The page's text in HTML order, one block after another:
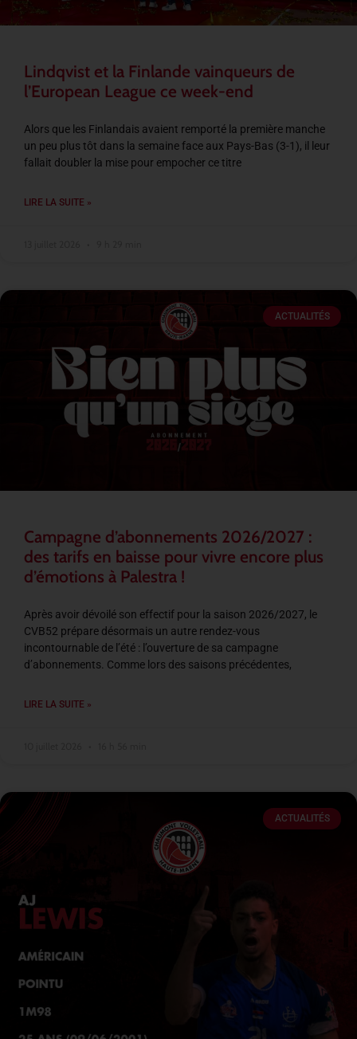
Lindqvist et la Finlande vainqueurs de
l’European League ce week-end
Alors que les Finlandais avaient remporté la première manche
un peu plus tôt dans la semaine face aux Pays-Bas (3-1), il leur
fallait doubler la mise pour empocher ce titre
LIRE LA SUITE »
ACTUALITÉS
Campagne d’abonnements 2026/2027 :
des tarifs en baisse pour vivre encore plus
d’émotions à Palestra !
Après avoir dévoilé son effectif pour la saison 2026/2027, le
CVB52 prépare désormais un autre rendez-vous
incontournable de l’été : l’ouverture de sa campagne
d’abonnements. Comme lors des saisons précédentes,
LIRE LA SUITE »
ACTUALITÉS